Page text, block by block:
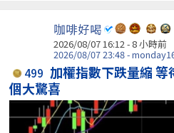
咖啡好喝
2026/08/07 16:12 -8 小時前
2026/08/07 23:48 -
499 加權指數下跌量縮
個大驚喜